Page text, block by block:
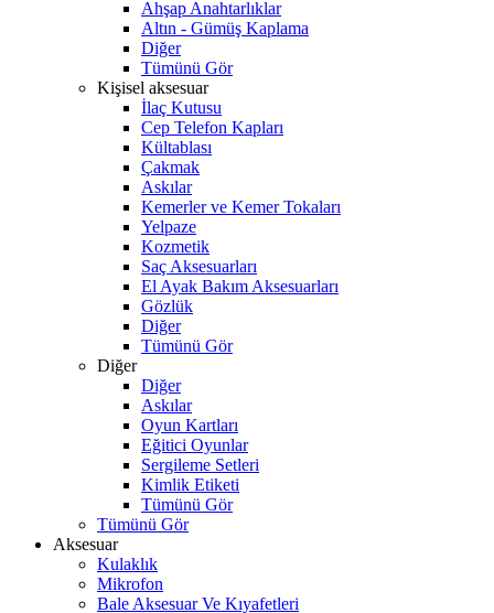
Ahşap Anahtarlıklar
Altın - Gümüş Kaplama
Diğer
Tümünü Gör
Kişisel aksesuar
İlaç Kutusu
Cep Telefon Kapları
Kültablası
Çakmak
Askılar
Kemerler ve Kemer Tokaları
Yelpaze
Kozmetik
Saç Aksesuarları
El Ayak Bakım Aksesuarları
Gözlük
Diğer
Tümünü Gör
Diğer
Diğer
Askılar
Oyun Kartları
Eğitici Oyunlar
Sergileme Setleri
Kimlik Etiketi
Tümünü Gör
Tümünü Gör
Aksesuar
Kulaklık
Mikrofon
Bale Aksesuar Ve Kıyafetleri